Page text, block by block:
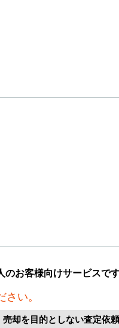
のお客様向けサービスで
い。
却を目的としない査定依頼